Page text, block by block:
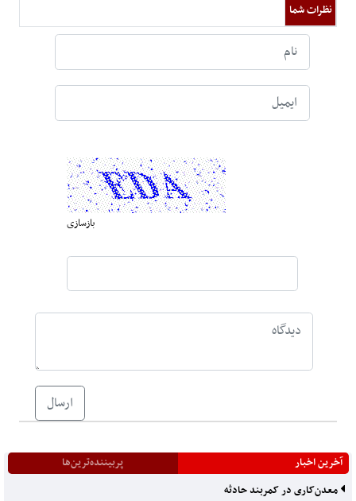
نظرات شما
بازسازی
ارسال
آخرین اخبار
پربیننده‌ترین‌ها
معدن‌کاری در کمربند حادثه